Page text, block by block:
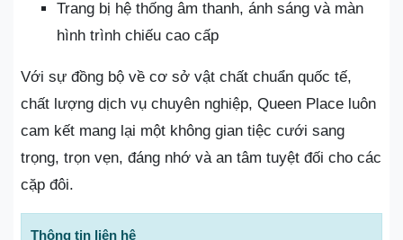
Trang bị hệ thống âm thanh, ánh sáng và màn
hình trình chiếu cao cấp
Với sự đồng bộ về cơ sở vật chất chuẩn quốc tế,
chất lượng dịch vụ chuyên nghiệp, Queen Place luôn
cam kết mang lại một không gian tiệc cưới sang
trọng, trọn vẹn, đáng nhớ và an tâm tuyệt đối cho các
cặp đôi.
Thông tin liên hệ